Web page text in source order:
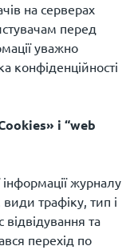
на серверах
перед
уважно
конфіденційності
і “web
журналу
трафіку, тип і
та
перехід по